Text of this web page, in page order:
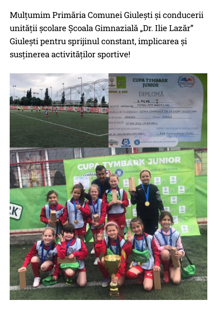
Mulțumim Primăria Comunei Giulești și conducerii
unității școlare Școala Gimnazială „Dr. Ilie Lazăr”
Giulești pentru sprijinul constant, implicarea și
susținerea activităților sportive!